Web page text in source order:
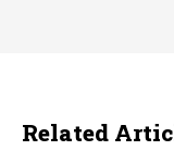
Related